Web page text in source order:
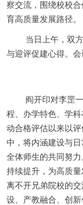
察交流，围绕校校
育高质量发展路径。
当日上午，双
与迎评促建心得。会
阎开印对李罡
程、办学特色、学
动合格评估以来以
中，将内涵建设与
全体师生的共同努
持续提升，为高质
离不开兄弟院校的
设、产教融合、创